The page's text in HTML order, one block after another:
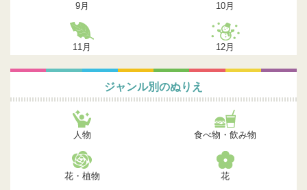
9月 10月
11月 12月
ジャンル別のぬりえ
人物 食べ物・飲み物
花・植物 花